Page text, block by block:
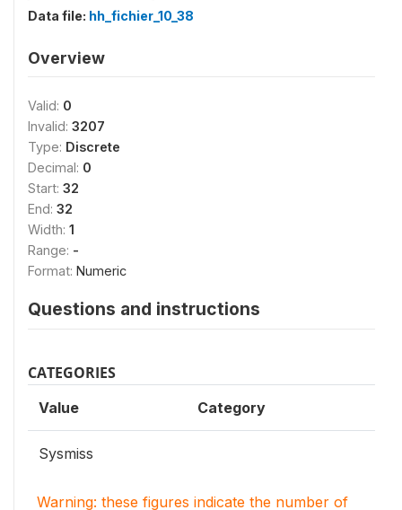
Data file: hh_fichier_10_38
Overview
Valid: 0
Invalid: 3207
Type: Discrete
Decimal: 0
Start: 32
End: 32
Width: 1
Range: -
Format: Numeric
Questions and instructions
CATEGORIES
Value Category
Sysmiss
Warning: these figures indicate the number of